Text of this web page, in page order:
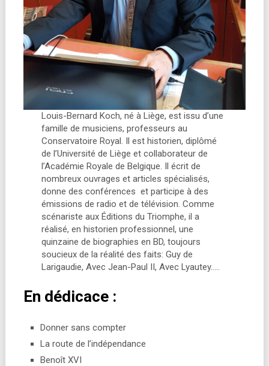
Louis-Bernard Koch, né à Liège, est issu d’une
famille de musiciens, professeurs au
Conservatoire Royal. Il est historien, diplômé
de l’Université de Liège et collaborateur de
l’Académie Royale de Belgique. Il écrit de
nombreux ouvrages et articles spécialisés,
donne des conférences et participe à des
émissions de radio et de télévision. Comme
scénariste aux Éditions du Triomphe, il a
réalisé, en historien professionnel, une
quinzaine de biographies en BD, toujours
soucieux de la réalité des faits: Guy de
Larigaudie, Avec Jean-Paul II, Avec Lyautey…..
En dédicace :
Donner sans compter
La route de l’indépendance
Benoît XVI